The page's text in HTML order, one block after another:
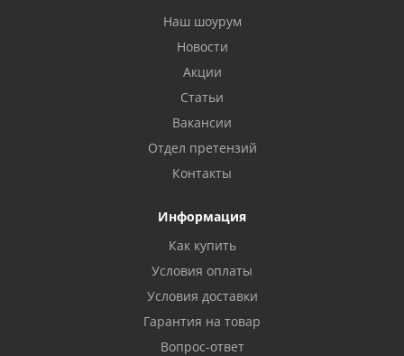
Наш шоурум
Новости
Акции
Статьи
Вакансии
Отдел претензий
Контакты
Информация
Как купить
Условия оплаты
Условия доставки
Гарантия на товар
Вопрос-ответ